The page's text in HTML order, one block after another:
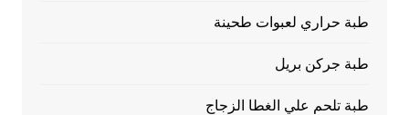
طبة حراري لعبوات طحينة
طبة جركن بريل
طبة تلحم علي الغطا الزجاج